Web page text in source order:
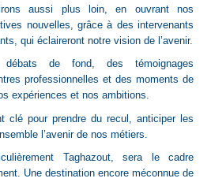
aussi plus loin, en ouvrant nos
nouvelles, grâce à des intervenants
qui éclaireront notre vision de l’avenir.
de fond, des témoignages
professionnelles et des moments de
expériences et nos ambitions.
clé pour prendre du recul, anticiper les
l’avenir de nos métiers.
Taghazout, sera le cadre
Une destination encore méconnue de